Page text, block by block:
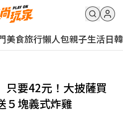
美食旅行懶人包親子生活日韓
只要42元！大披薩買
５塊義式炸雞